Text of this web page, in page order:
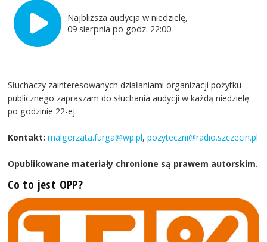
Najbliższa audycja w niedzielę,
09 sierpnia po godz. 22:00
Słuchaczy zainteresowanych działaniami organizacji pożytku
publicznego zapraszam do słuchania audycji w każdą niedzielę
po godzinie 22-ej.
Kontakt: malgorzata.furga@wp.pl,pozyteczni@radio.szczecin.pl
Opublikowane materiały chronione są prawem autorskim.
Co to jest OPP?